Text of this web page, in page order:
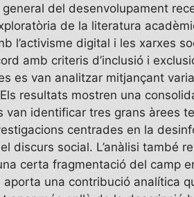
del desenvolupament
de la literatura
l’activisme digital i les xarxes
amb criteris d’inclusió i
es van analitzar mitjançant
resultats mostren una
identificar tres grans àrees
centrades en la
discurs social. L’anàlisi també
certa fragmentació del camp
una contribució analítica